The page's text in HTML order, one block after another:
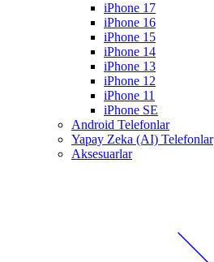
iPhone 17
iPhone 16
iPhone 15
iPhone 14
iPhone 13
iPhone 12
iPhone 11
iPhone SE
Android Telefonlar
Yapay Zeka (AI) Telefonlar
Aksesuarlar